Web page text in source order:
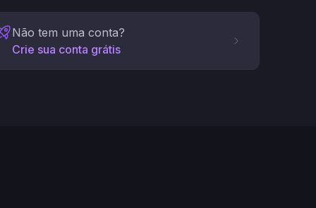
Não tem uma conta?
Crie sua conta grátis